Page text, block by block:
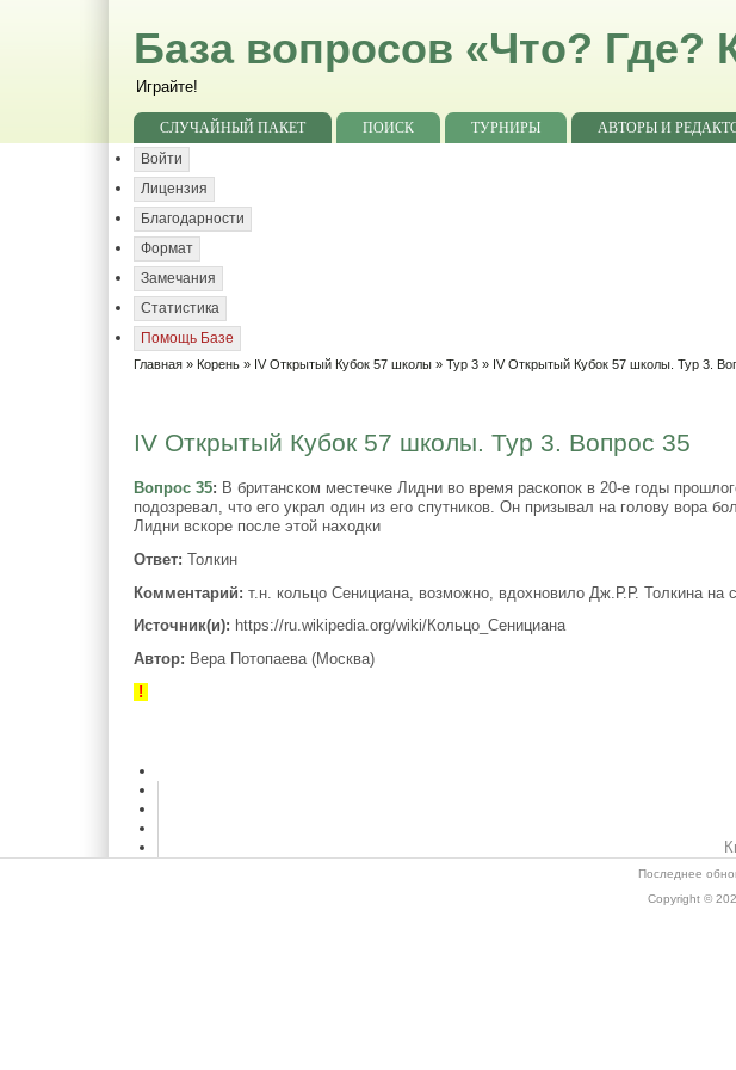
База вопросов «Что? Где?
Играйте!
СЛУЧАЙНЫЙ ПАКЕТ ПОИСК ТУРНИРЫ АВТОРЫ И
Войти
Лицензия
Благодарности
Формат
Замечания
Статистика
Помощь Базе
Главная » Корень » IV Открытый Кубок 57 школы »Тур 3 » IV Открытый Кубок 57 школы. Тур 3.
IV Открытый Кубок 57 школы. Тур 3. Вопрос 35
Вопрос 35: В британском местечке Лидни во время раскопок в 20-е годы
подозревал, что его украл один из его спутников. Он призывал на голову вора
Лидни вскоре после этой находки
Ответ: Толкин
Комментарий: т.н. кольцо Сенициана, возможно, вдохновило Дж.Р.Р. Толкина на
Источник(и): https://ru.wikipedia.org/wiki/Кольцо_Сенициана
Автор: Вера Потопаева (Москва)
!
Последнее
Copyright ©